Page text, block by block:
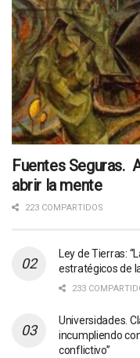
Fuentes Seguras.
abrir la mente
223 COMPARTIDOS
Ley de Tierras:
estratégicos de
233
Universidades.
incumpliendo
conflictivo”